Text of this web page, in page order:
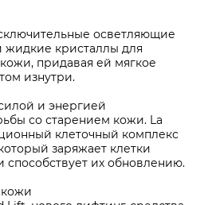
осветляющие
жидкие кристаллы для
придавая ей мягкое
изнутри.
и энергией
со старением кожи. La
клеточный комплекс
заряжает клетки
способствует их обновлению.